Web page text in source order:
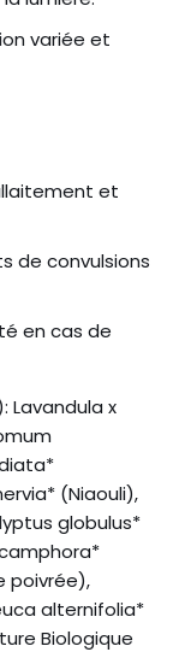
variée et
et
de convulsions
en cas de
Lavandula x
(Niaouli),
globulus*
poivrée),
alternifolia*
Biologique